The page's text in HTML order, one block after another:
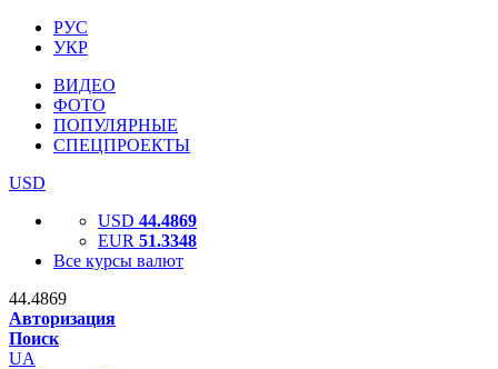
РУС
УКР
ВИДЕО
ФОТО
ПОПУЛЯРНЫЕ
СПЕЦПРОЕКТЫ
USD
USD 44.4869
EUR 51.3348
Все курсы валют
44.4869
Авторизация
Поиск
UA